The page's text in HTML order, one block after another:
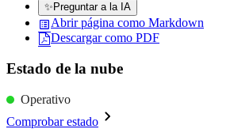
✨ Preguntar a la IA
Abrir página como Markdown
Descargar como PDF
Estado de la nube
Operativo
Comprobar estado